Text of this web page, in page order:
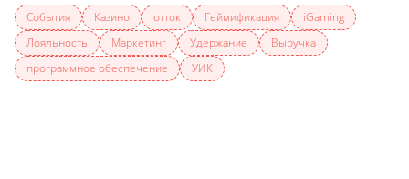
События Казино отток Геймификация
iGaming
Лояльность
Маркетинг Удержание
Выручка
программное обеспечение
УИК